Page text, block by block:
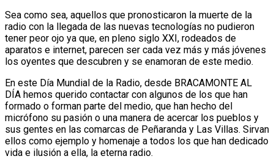
Sea como sea, aquellos que pronosticaron la muerte de la
radio con la llegada de las nuevas tecnologías no pudieron
tener peor ojo ya que, en pleno siglo XXI, rodeados de
aparatos e internet, parecen ser cada vez más y más jóvenes
los oyentes que descubren y se enamoran de este medio.
En este Día Mundial de la Radio, desde BRACAMONTE AL
DÍA hemos querido contactar con algunos de los que han
formado o forman parte del medio, que han hecho del
micrófono su pasión o una manera de acercar los pueblos y
sus gentes en las comarcas de Peñaranda y Las Villas. Sirvan
ellos como ejemplo y homenaje a todos los que han dedicado
vida e ilusión a ella, la eterna radio.